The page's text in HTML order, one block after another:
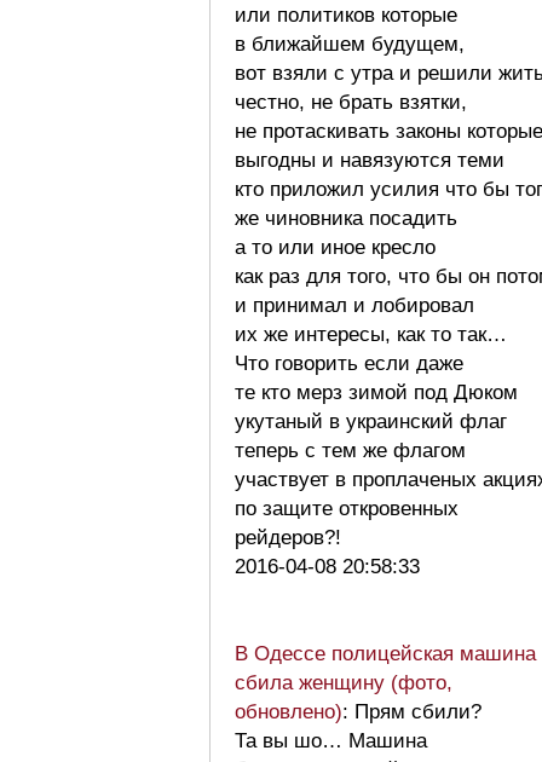
или политиков которые
в ближайшем будущем,
вот взяли с утра и решили
честно, не брать взятки,
не протаскивать законы которые
выгодны и навязуются теми
кто приложил усилия что бы
же чиновника посадить
а то или иное кресло
как раз для того, что бы он
и принимал и лобировал
их же интересы, как то так…
Что говорить если даже
те кто мерз зимой под Дюком
укутаный в украинский флаг
теперь с тем же флагом
участвует в проплаченых
по защите откровенных
рейдеров?!
2016-04-08 20:58:33
В Одессе полицейская машина
сбила женщину (фото,
обновлено): Прям сбили?
Та вы шо… Машина